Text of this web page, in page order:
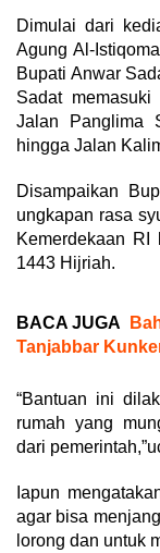
Dimulai dari
Agung Al-
Bupati Anwar
Sadat
Jalan Panglima
hingga Jalan
Disampaikan
ungkapan rasa
Kemerdekaan
1443 Hijriah.
BACA JUGA
Tanjabbar
“Bantuan ini
rumah yang
dari
Iapun
agar bisa
lorong dan untuk